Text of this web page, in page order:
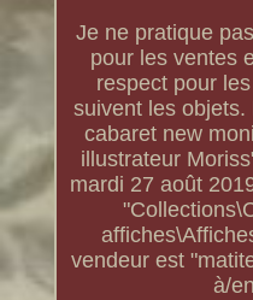
Je ne pratique
pour les ventes
respect pour
suivent les
cabaret new
illustrateur
mardi 27 août
vendeur est
à/